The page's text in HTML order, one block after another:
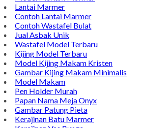
Lantai Marmer
Contoh Lantai Marmer
Contoh Wastafel Bulat
Jual Asbak Unik
Wastafel Model Terbaru
Kijing Model Terbaru
Model Kijing Makam Kristen
Gambar Kijing Makam Minimalis
Model Makam
Pen Holder Murah
Papan Nama Meja Onyx
Gambar Patung Pieta
Kerajinan Batu Marmer